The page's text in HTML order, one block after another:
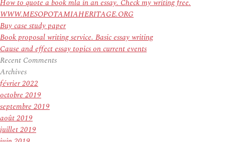
How to quote a book mla in an essay. Check my writing free.
WWW.MESOPOTAMIAHERITAGE.ORG
Buy case study paper
Book proposal writing service. Basic essay writing
Cause and effect essay topics on current events
Recent Comments
Archives
février 2022
octobre 2019
septembre 2019
août 2019
juillet 2019